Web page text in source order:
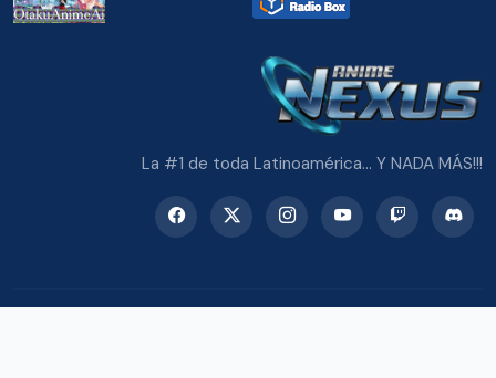
La #1 de toda Latinoamérica... Y NADA MÁS!!!